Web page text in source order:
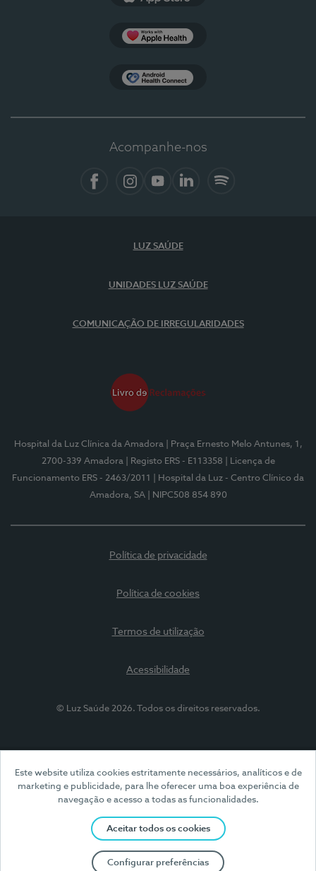
Este website utiliza cookies estritamente necessários, analíticos e de
marketing e publicidade, para lhe oferecer uma boa experiência de
navegação e acesso a todas as funcionalidades.
Aceitar todos os cookies
Configurar preferências
Acompanhe-nos
LUZ SAÚDE
UNIDADES LUZ SAÚDE
COMUNICAÇÃO DE IRREGULARIDADES
Hospital da Luz Clínica da Amadora
| Praça Ernesto Melo Antunes, 1,
2700-339 Amadora
| Registo ERS - E113358
| Licença de
Funcionamento ERS - 2463/2011
| Hospital da Luz - Centro Clínico da
Amadora, SA
| NIPC508 854 890
Política de privacidade
Política de cookies
Termos de utilização
Acessibilidade
© Luz Saúde 2026. Todos os direitos reservados.